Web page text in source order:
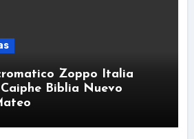
Zoppo Italia
Biblia Nuevo